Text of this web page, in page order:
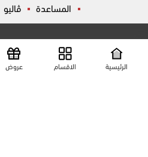
المساعدة
ڤاليو
تواصل معانا
شارع المكاتب, الزقازيق , الشرقية, مصر
الرئيسية الاقسام عروض